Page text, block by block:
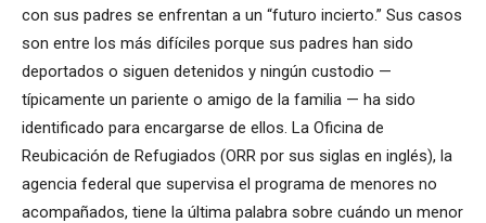
con sus padres se enfrentan a un “futuro incierto.” Sus casos
son entre los más difíciles porque sus padres han sido
deportados o siguen detenidos y ningún custodio —
típicamente un pariente o amigo de la familia — ha sido
identificado para encargarse de ellos. La Oficina de
Reubicación de Refugiados (ORR por sus siglas en inglés), la
agencia federal que supervisa el programa de menores no
acompañados, tiene la última palabra sobre cuándo un menor